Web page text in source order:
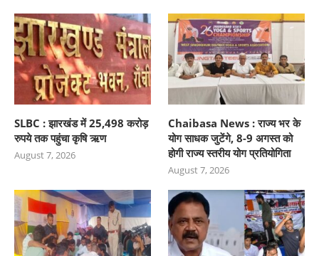
SLBC : झारखंड में 25,498 करोड़
रुपये तक पहुंचा कृषि ऋण
August 7, 2026
Chaibasa News : राज्य भर के
योग साधक जुटेंगे, 8-9 अगस्त को
होगी राज्य स्तरीय योग प्रतियोगिता
August 7, 2026